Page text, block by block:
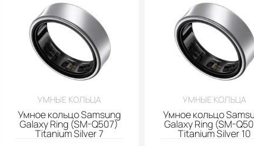
УМНЫЕ КОЛЬЦА
Умное кольцо Samsung
Galaxy Ring (SM-Q507)
Titanium Silver 7
УМНЫЕ КОЛЬЦА
Умное кольцо
Galaxy Ring (SM-
Titanium Silver 10